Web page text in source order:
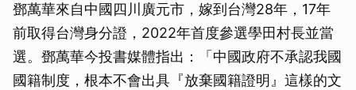
鄧萬華來自中國四川廣元市，嫁到台灣28年，17年
前取得台灣身分證，2022年首度參選學田村長並當
選。鄧萬華今投書媒體指出：「中國政府不承認我國
國籍制度，根本不會出具『放棄國籍證明』這樣的文